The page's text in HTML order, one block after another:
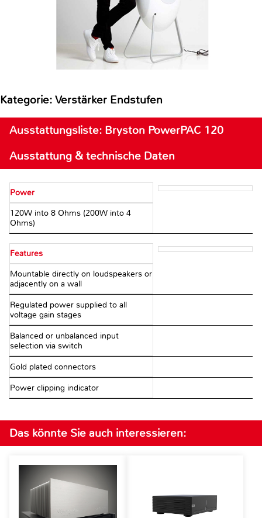
Kategorie: Verstärker Endstufen
Ausstattungsliste: Bryston PowerPAC 120
Ausstattung & technische Daten
Power
120W into 8 Ohms (200W into 4
Ohms)
Features
Mountable directly on loudspeakers or
adjacently on a wall
Regulated power supplied to all
voltage gain stages
Balanced or unbalanced input
selection via switch
Gold plated connectors
Power clipping indicator
Das könnte Sie auch interessieren: